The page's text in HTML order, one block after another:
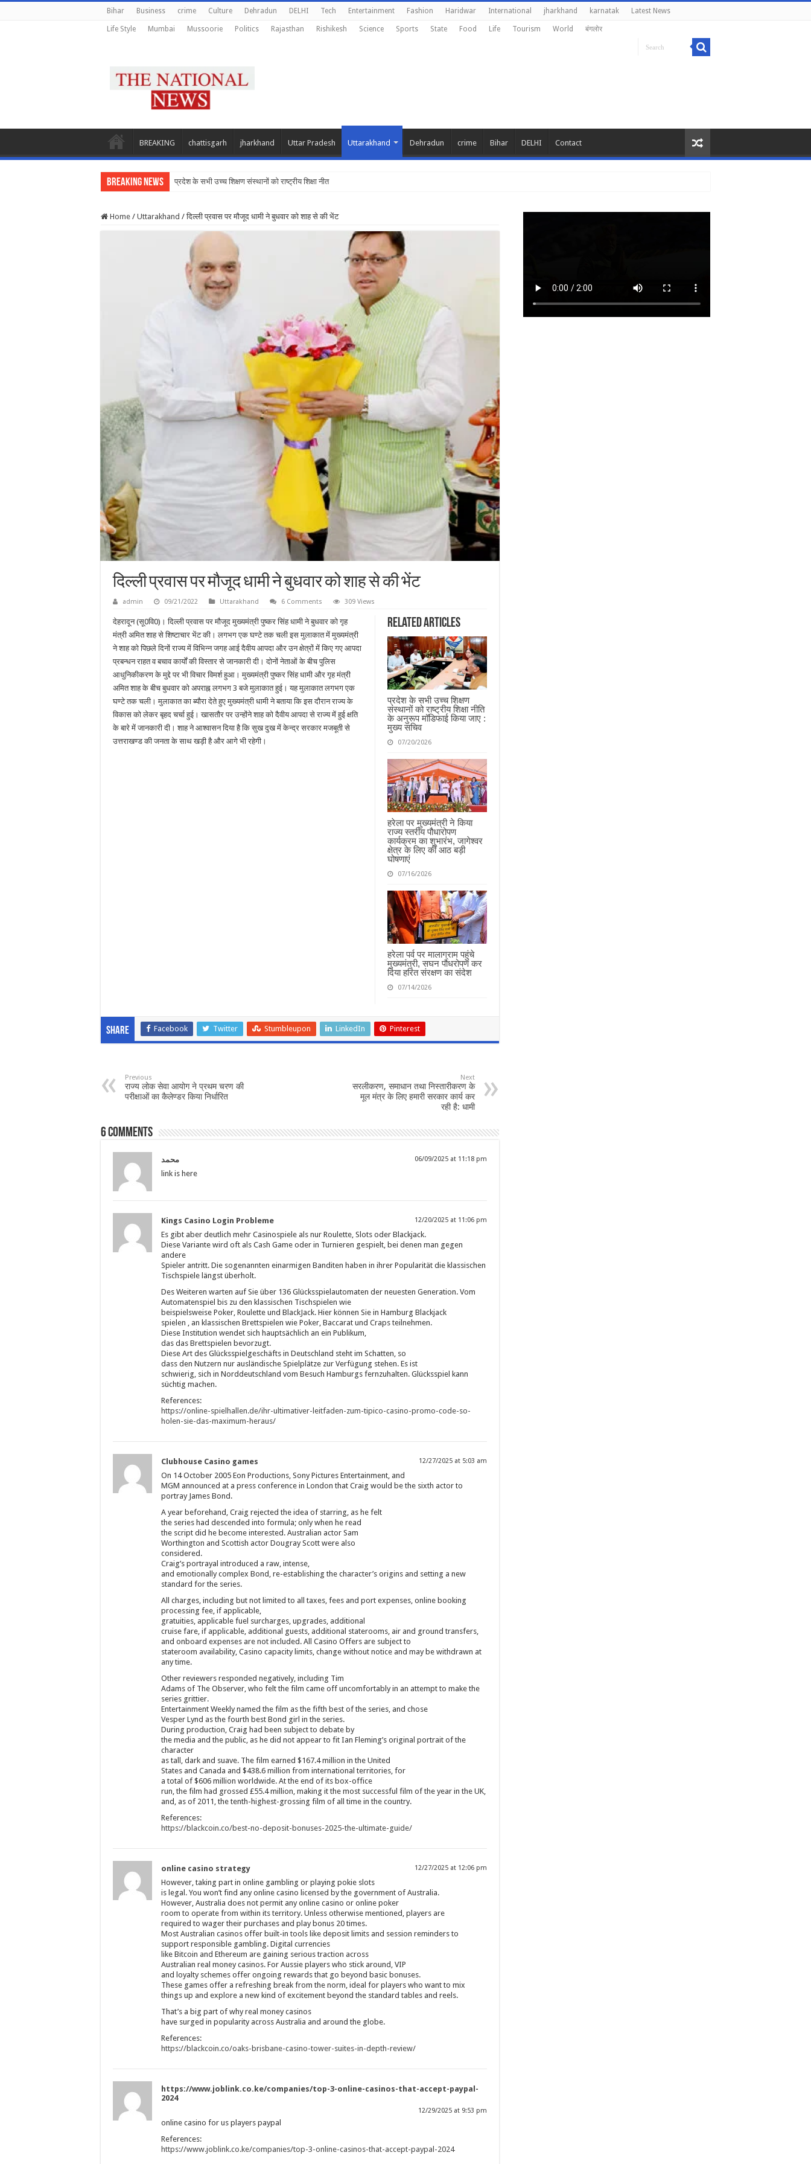
Bihar Business crime Culture Dehradun DELHI Tech Entertainment Fashion Haridwar International jharkhand karnatak Latest News
Life Style Mumbai Mussoorie Politics Rajasthan Rishikesh Science Sports State Food Life Tourism World बंगलोर
BREAKING chattisgarh jharkhand Uttar Pradesh Uttarakhand Dehradun crime Bihar DELHI Contact
Breaking News प्रदेश के सभी उच्च शिक्षण संस्थानों को राष्ट्रीय शिक्षा नीति के अनुरूप मॉडिफाई किया जाए :
Home / Uttarakhand / दिल्ली प्रवास पर मौजूद धामी ने बुधवार को शाह से की भेंट
दिल्ली प्रवास पर मौजूद धामी ने बुधवार को शाह से की भेंट
admin 09/21/2022 Uttarakhand 6 Comments 309 Views
Related Articles
प्रदेश के सभी उच्च शिक्षण
संस्थानों को राष्ट्रीय शिक्षा नीति
के अनुरूप मॉडिफाई किया जाए :
मुख्य सचिव
07/20/2026
हरेला पर मुख्यमंत्री ने किया
राज्य स्तरीय पौधारोपण
कार्यक्रम का शुभारंभ, जागेश्वर
क्षेत्र के लिए कीं आठ बड़ी
घोषणाएं
07/16/2026
हरेला पर्व पर मालाग्राम पहुंचे
मुख्यमंत्री, सघन पौधरोपण कर
दिया हरित संरक्षण का संदेश
07/14/2026
देहरादून (सू0वि0)। दिल्ली प्रवास पर मौजूद मुख्यमंत्री पुष्कर सिंह धामी ने बुधवार को गृह
मंत्री अमित शाह से शिष्टाचार भेंट की। लगभग एक घण्टे तक चली इस मुलाकात में मुख्यमंत्री
ने शाह को पिछले दिनों राज्य में विभिन्न जगह आई दैवीय आपदा और उन क्षेत्रों में किए गए आपदा
प्रबन्धन राहत व बचाव कार्यों की विस्तार से जानकारी दी। दोनों नेताओं के बीच पुलिस
आधुनिकीकरण के मुद्दे पर भी विचार विमर्श हुआ। मुख्यमंत्री पुष्कर सिंह धामी और गृह मंत्री
अमित शाह के बीच बुधवार को अपराह्न लगभग 3 बजे मुलाकात हुई। यह मुलाकात लगभग एक
घण्टे तक चली। मुलाकात का ब्यौरा देते हुए मुख्यमंत्री धामी ने बताया कि इस दौरान राज्य के
विकास को लेकर बृहद चर्चा हुई। खासतौर पर उन्होंने शाह को दैवीय आपदा से राज्य में हुई क्षति
के बारे में जानकारी दी। शाह ने आश्वासन दिया है कि सुख दुख में केन्द्र सरकार मजबूती से
उत्तराखण्ड की जनता के साथ खड़ी है और आगे भी रहेगी।
Share Facebook Twitter Stumbleupon LinkedIn Pinterest
Previous
राज्य लोक सेवा आयोग ने प्रथम चरण की
परीक्षाओं का कैलेण्डर किया निर्धारित
Next
सरलीकरण, समाधान तथा निस्तारीकरण के
मूल मंत्र के लिए हमारी सरकार कार्य कर
रही है: धामी
6 comments
محمد 06/09/2025 at 11:18 pm
link is here
Kings Casino Login Probleme 12/20/2025 at 11:06 pm
Es gibt aber deutlich mehr Casinospiele als nur Roulette, Slots oder Blackjack.
Diese Variante wird oft als Cash Game oder in Turnieren gespielt, bei denen man gegen
andere
Spieler antritt. Die sogenannten einarmigen Banditen haben in ihrer Popularität die klassischen
Tischspiele längst überholt.
Des Weiteren warten auf Sie über 136 Glücksspielautomaten der neuesten Generation. Vom
Automatenspiel bis zu den klassischen Tischspielen wie
beispielsweise Poker, Roulette und BlackJack. Hier können Sie in Hamburg Blackjack
spielen , an klassischen Brettspielen wie Poker, Baccarat und Craps teilnehmen.
Diese Institution wendet sich hauptsächlich an ein Publikum,
das das Brettspielen bevorzugt.
Diese Art des Glücksspielgeschäfts in Deutschland steht im Schatten, so
dass den Nutzern nur ausländische Spielplätze zur Verfügung stehen. Es ist
schwierig, sich in Norddeutschland vom Besuch Hamburgs fernzuhalten. Glücksspiel kann
süchtig machen.
References:
https://online-spielhallen.de/ihr-ultimativer-leitfaden-zum-tipico-casino-promo-code-so-
holen-sie-das-maximum-heraus/
Clubhouse Casino games 12/27/2025 at 5:03 am
On 14 October 2005 Eon Productions, Sony Pictures Entertainment, and
MGM announced at a press conference in London that Craig would be the sixth actor to
portray James Bond.
A year beforehand, Craig rejected the idea of starring, as he felt
the series had descended into formula; only when he read
the script did he become interested. Australian actor Sam
Worthington and Scottish actor Dougray Scott were also
considered.
Craig’s portrayal introduced a raw, intense,
and emotionally complex Bond, re-establishing the character’s origins and setting a new
standard for the series.
All charges, including but not limited to all taxes, fees and port expenses, online booking
processing fee, if applicable,
gratuities, applicable fuel surcharges, upgrades, additional
cruise fare, if applicable, additional guests, additional staterooms, air and ground transfers,
and onboard expenses are not included. All Casino Offers are subject to
stateroom availability, Casino capacity limits, change without notice and may be withdrawn at
any time.
Other reviewers responded negatively, including Tim
Adams of The Observer, who felt the film came off uncomfortably in an attempt to make the
series grittier.
Entertainment Weekly named the film as the fifth best of the series, and chose
Vesper Lynd as the fourth best Bond girl in the series.
During production, Craig had been subject to debate by
the media and the public, as he did not appear to fit Ian Fleming’s original portrait of the
character
as tall, dark and suave. The film earned $167.4 million in the United
States and Canada and $438.6 million from international territories, for
a total of $606 million worldwide. At the end of its box-office
run, the film had grossed £55.4 million, making it the most successful film of the year in the UK,
and, as of 2011, the tenth-highest-grossing film of all time in the country.
References:
https://blackcoin.co/best-no-deposit-bonuses-2025-the-ultimate-guide/
online casino strategy 12/27/2025 at 12:06 pm
However, taking part in online gambling or playing pokie slots
is legal. You won’t find any online casino licensed by the government of Australia.
However, Australia does not permit any online casino or online poker
room to operate from within its territory. Unless otherwise mentioned, players are
required to wager their purchases and play bonus 20 times.
Most Australian casinos offer built-in tools like deposit limits and session reminders to
support responsible gambling. Digital currencies
like Bitcoin and Ethereum are gaining serious traction across
Australian real money casinos. For Aussie players who stick around, VIP
and loyalty schemes offer ongoing rewards that go beyond basic bonuses.
These games offer a refreshing break from the norm, ideal for players who want to mix
things up and explore a new kind of excitement beyond the standard tables and reels.
That’s a big part of why real money casinos
have surged in popularity across Australia and around the globe.
References:
https://blackcoin.co/oaks-brisbane-casino-tower-suites-in-depth-review/
https://www.joblink.co.ke/companies/top-3-online-casinos-that-accept-paypal-
2024
12/29/2025 at 9:53 pm
online casino for us players paypal
References:
https://www.joblink.co.ke/companies/top-3-online-casinos-that-accept-paypal-2024